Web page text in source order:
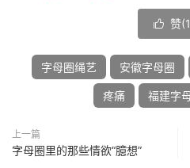
 赞(
字母圈绳艺 安徽字母圈
疼痛 福建字
上一篇
字母圈里的那些情欲“臆想”